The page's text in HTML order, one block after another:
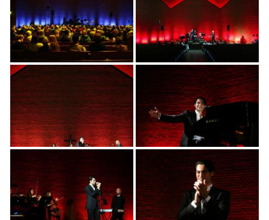
Facebook Newsletter
Ticktes kaufen
Kontakt